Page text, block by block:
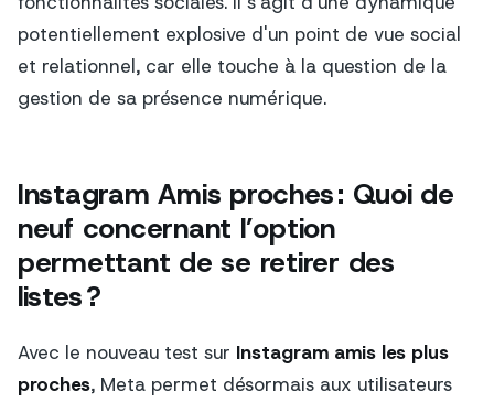
potentiellement explosive d'un point de vue social
et relationnel, car elle touche à la question de la
gestion de sa présence numérique.
Instagram Amis proches : Quoi de
neuf concernant l’option
permettant de se retirer des
listes ?
Avec le nouveau test sur Instagram amis les plus
proches, Meta permet désormais aux utilisateurs